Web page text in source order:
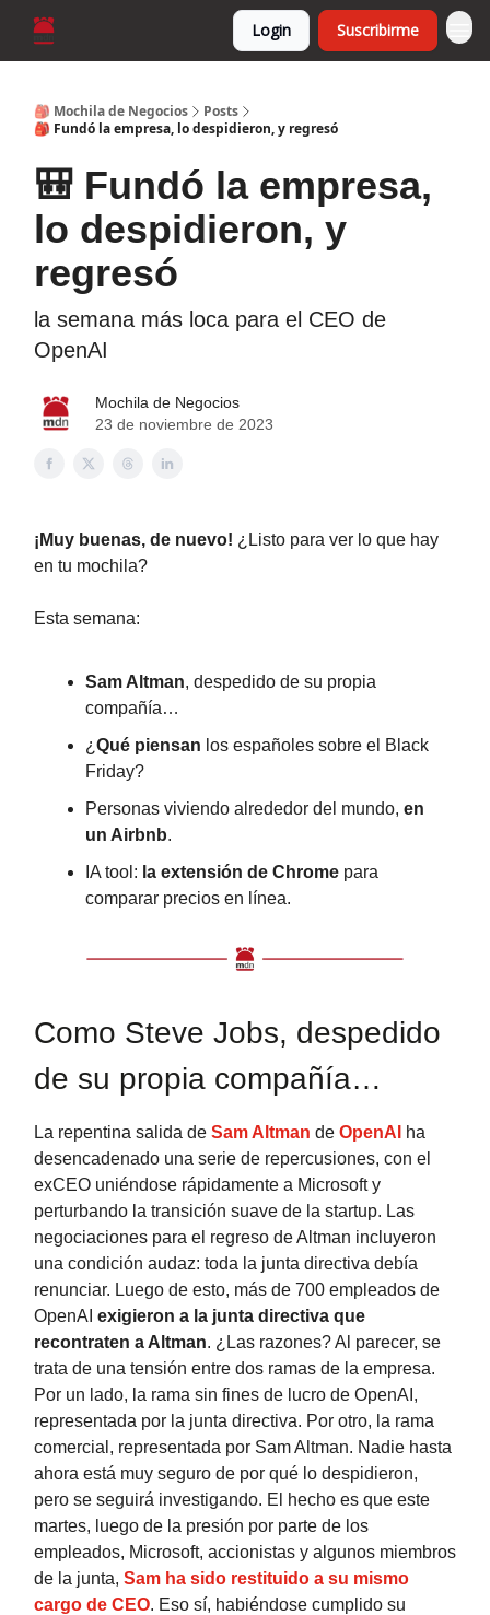
Login Suscribirme
🎒 Mochila de Negocios
Posts
🎒 Fundó la empresa, lo despidieron, y regresó
🎒 Fundó la empresa,
lo despidieron, y
regresó
la semana más loca para el CEO de
OpenAI
Mochila de Negocios
23 de noviembre de 2023
¡Muy buenas, de nuevo! ¿Listo para ver lo que hay
en tu mochila?
Esta semana:
Sam Altman, despedido de su propia
compañía…
¿ Qué piensan los españoles sobre el Black
Friday?
Personas viviendo alrededor del mundo, en
un Airbnb.
IA tool: la extensión de Chrome para
comparar precios en línea.
Como Steve Jobs, despedido
de su propia compañía…
La repentina salida de Sam Altman de OpenAI
ha
desencadenado una serie de repercusiones, con el
exCEO uniéndose rápidamente a Microsoft y
perturbando la transición suave de la startup. Las
negociaciones para el regreso de Altman incluyeron
una condición audaz: toda la junta directiva debía
renunciar. Luego de esto, más de 700 empleados de
OpenAI exigieron a la junta directiva que
recontraten a Altman. ¿Las razones? Al parecer, se
trata de una tensión entre dos ramas de la empresa.
Por un lado, la rama sin fines de lucro de OpenAI,
representada por la junta directiva. Por otro, la rama
comercial, representada por Sam Altman. Nadie hasta
ahora está muy seguro de por qué lo despidieron,
pero se seguirá investigando. El hecho es que este
martes, luego de la presión por parte de los
empleados, Microsoft, accionistas y algunos miembros
de la junta, Sam ha sido restituido a su mismo
cargo de CEO. Eso sí, habiéndose cumplido su